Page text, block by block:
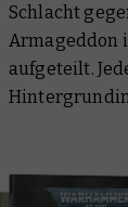
Schlacht
Armageddon
aufgeteilt.